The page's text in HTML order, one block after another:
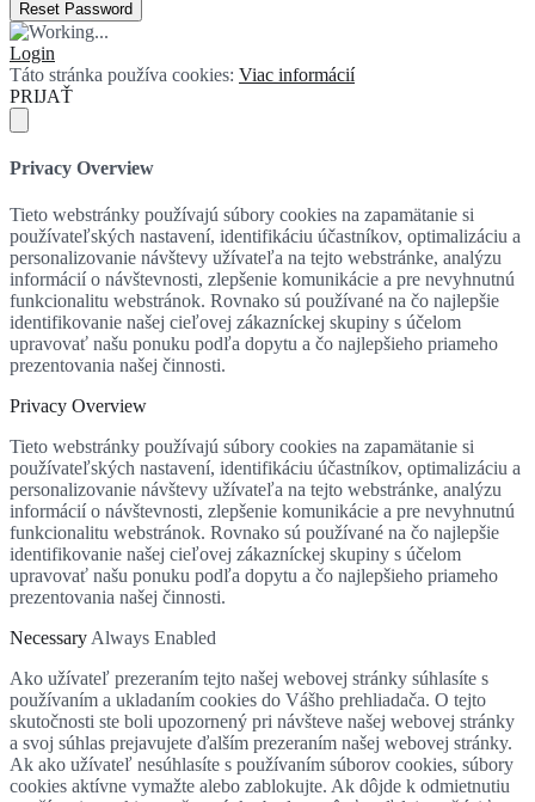
Login
Táto stránka používa cookies: Viac informácií
PRIJAŤ
Privacy Overview
Tieto webstránky používajú súbory cookies na zapamätanie si
používateľských nastavení, identifikáciu účastníkov, optimalizáciu a
personalizovanie návštevy užívateľa na tejto webstránke, analýzu
informácií o návštevnosti, zlepšenie komunikácie a pre nevyhnutnú
funkcionalitu webstránok. Rovnako sú používané na čo najlepšie
identifikovanie našej cieľovej zákazníckej skupiny s účelom
upravovať našu ponuku podľa dopytu a čo najlepšieho priameho
prezentovania našej činnosti.
Privacy Overview
Tieto webstránky používajú súbory cookies na zapamätanie si
používateľských nastavení, identifikáciu účastníkov, optimalizáciu a
personalizovanie návštevy užívateľa na tejto webstránke, analýzu
informácií o návštevnosti, zlepšenie komunikácie a pre nevyhnutnú
funkcionalitu webstránok. Rovnako sú používané na čo najlepšie
identifikovanie našej cieľovej zákazníckej skupiny s účelom
upravovať našu ponuku podľa dopytu a čo najlepšieho priameho
prezentovania našej činnosti.
Necessary Always Enabled
Ako užívateľ prezeraním tejto našej webovej stránky súhlasíte s
používaním a ukladaním cookies do Vášho prehliadača. O tejto
skutočnosti ste boli upozornený pri návšteve našej webovej stránky
a svoj súhlas prejavujete ďalším prezeraním našej webovej stránky.
Ak ako užívateľ nesúhlasíte s používaním súborov cookies, súbory
cookies aktívne vymažte alebo zablokujte. Ak dôjde k odmietnutiu